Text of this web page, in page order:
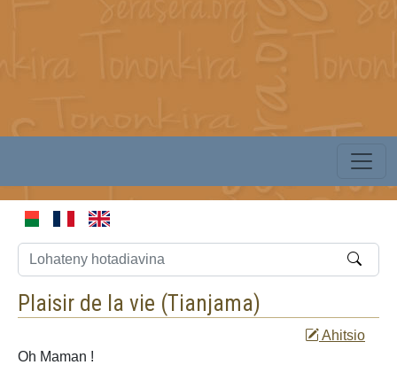
Plaisir de la vie (Tianjama)
Ahitsio
Oh Maman !